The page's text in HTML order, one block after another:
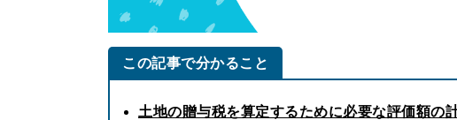
この記事で分かること
土地の贈与税を算定するために必要な評価額の